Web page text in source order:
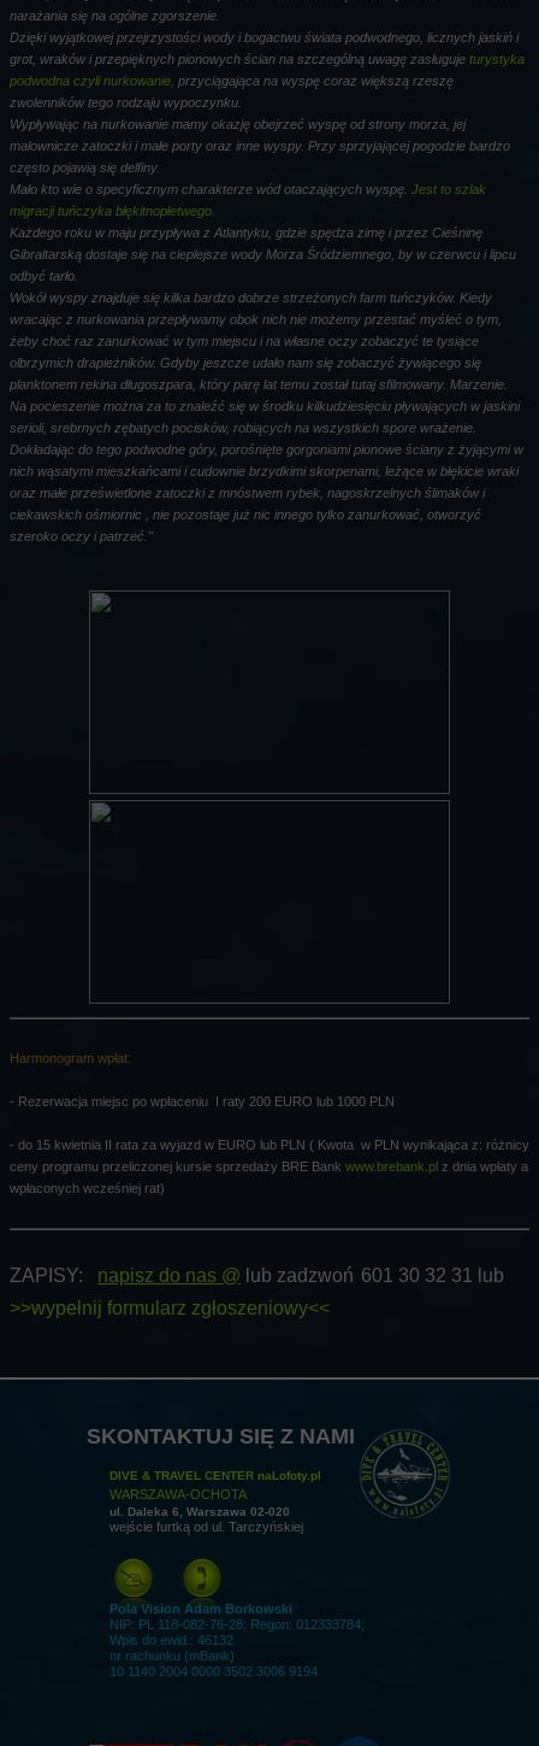
narażania się na ogólne zgorszenie.
Dzięki wyjątkowej przejrzystości wody i bogactwu świata podwodnego, licznych jaskiń i
grot, wraków i przepięknych pionowych ścian na szczególną uwagę zasługuje turystyka
podwodna czyli nurkowanie, przyciągająca na wyspę coraz większą rzeszę
zwolenników tego rodzaju wypoczynku.
Wypływając na nurkowanie mamy okazję obejrzeć wyspę od strony morza, jej
malownicze zatoczki i małe porty oraz inne wyspy. Przy sprzyjającej pogodzie bardzo
często pojawią się delfiny.
Mało kto wie o specyficznym charakterze wód otaczających wyspę. Jest to szlak
migracji tuńczyka błękitnopłetwego.
Każdego roku w maju przypływa z Atlantyku, gdzie spędza zimę i przez Cieśninę
Gibraltarską dostaje się na cieplejsze wody Morza Śródziemnego, by w czerwcu i lipcu
odbyć tarło.
Wokół wyspy znajduje się kilka bardzo dobrze strzeżonych farm tuńczyków. Kiedy
wracając z nurkowania przepływamy obok nich nie możemy przestać myśleć o tym,
żeby choć raz zanurkować w tym miejscu i na własne oczy zobaczyć te tysiące
olbrzymich drapieżników. Gdyby jeszcze udało nam się zobaczyć żywiącego się
planktonem rekina długoszpara, który parę lat temu został tutaj sfilmowany. Marzenie.
Na pocieszenie można za to znaleźć się w środku kilkudziesięciu pływających w jaskini
serioli, srebrnych zębatych pocisków, robiących na wszystkich spore wrażenie.
Dokładając do tego podwodne góry, porośnięte gorgoniami pionowe ściany z żyjącymi w
nich wąsatymi mieszkańcami i cudownie brzydkimi skorpenami, leżące w błękicie wraki
oraz małe prześwietlone zatoczki z mnóstwem rybek, nagoskrzelnych ślimaków i
ciekawskich ośmiornic , nie pozostaje już nic innego tylko zanurkować, otworzyć
szeroko oczy i patrzeć."
Harmonogram wpłat:
- Rezerwacja miejsc po wpłaceniu I raty 200 EURO lub 1000 PLN
- do 15 kwietnia II rata za wyjazd w EURO lub PLN ( Kwota w PLN wynikająca z: różnicy
ceny programu przeliczonej kursie sprzedaży BRE Bank www.brebank.pl z dnia wpłaty a
wpłaconych wcześniej rat)
ZAPISY: napisz do nas @ lub zadzwoń 601 30 32 31 lub
>>wypełnij formularz zgłoszeniowy<<
DIVE & TRAVEL CENTER naLofoty.pl
WARSZAWA-OCHOTA
ul. Daleka 6, Warszawa 02-020
wejście furtką od ul. Tarczyńskiej
Pola Vision Adam Borkowski
NIP: PL 118-082-76-28; Regon: 012333784;
Wpis do ewid.: 46132
nr rachunku (mBank)
10 1140 2004 0000 3502 3006 9194
SKONTAKTUJ SIĘ Z NAMI